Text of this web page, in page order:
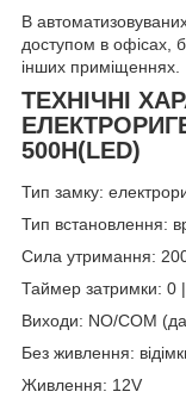
В
доступом в офісах,
інших приміщеннях.
ТЕХНІЧНІ
500H(LED)
Тип замку:
Тип встановлення:
Сила утримання:
Таймер затримки: 0
Виходи: NO/COM
Без живлення:
Живлення: 12V